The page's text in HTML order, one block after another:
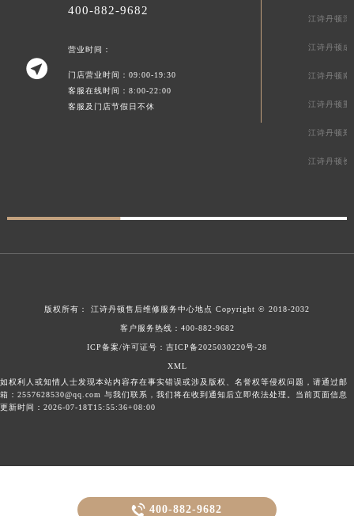
400-882-9682

营业时间：
门店营业时间：09:00-19:30
客服在线时间：8:00-22:00
客服及门店节假日不休
江诗丹顿深
江诗丹顿成
江诗丹顿南
江诗丹顿重
江诗丹顿郑
江诗丹顿长
版权所有： 江诗丹顿售后维修服务中心地点 Copyright © 2018-2032
客户服务热线： 400-882-9682
ICP备案/许可证号：吉ICP备2025030220号-28
XML
如权利人或知情人士发现本站内容存在事实错误或涉及版权、名誉权等侵权问题，请通过邮
箱：2557628530@qq.com 与我们联系，我们将在收到通知后立即依法处理。当前页面信息
更新时间：2026-07-18T15:55:36+08:00
 400-882-9682